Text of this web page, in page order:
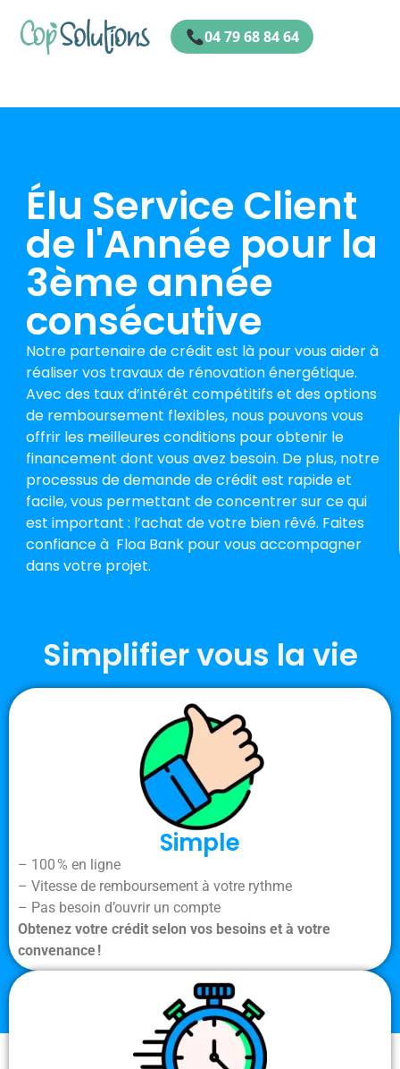
04 79 68 84 64
Élu Service Client
de l'Année pour la
3ème année
consécutive
Notre partenaire de crédit est là pour vous aider à
réaliser vos travaux de rénovation énergétique.
Avec des taux d’intérêt compétitifs et des options
de remboursement flexibles, nous pouvons vous
offrir les meilleures conditions pour obtenir le
financement dont vous avez besoin. De plus, notre
processus de demande de crédit est rapide et
facile, vous permettant de concentrer sur ce qui
est important : l’achat de votre bien rêvé. Faites
confiance à Floa Bank pour vous accompagner
dans votre projet.
Simplifier vous la vie
Simple
– 100 % en ligne
– Vitesse de remboursement à votre rythme
– Pas besoin d’ouvrir un compte
Obtenez votre crédit selon vos besoins et à votre
convenance !